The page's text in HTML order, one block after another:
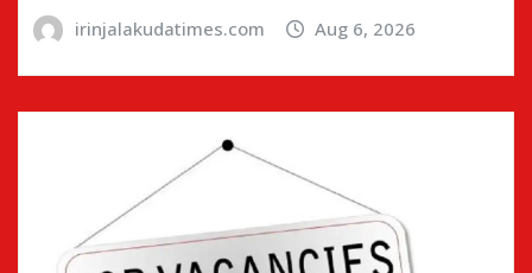
irinjalakudatimes.com Aug 6, 2026